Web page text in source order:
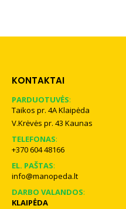
KONTAKTAI
PARDUOTUVĖS:
Taikos pr. 4A Klaipėda
V.Krėvės pr. 43 Kaunas
TELEFONAS:
+370 604 48166
EL. PAŠTAS:
info@manopeda.lt
DARBO VALANDOS:
KLAIPĖDA